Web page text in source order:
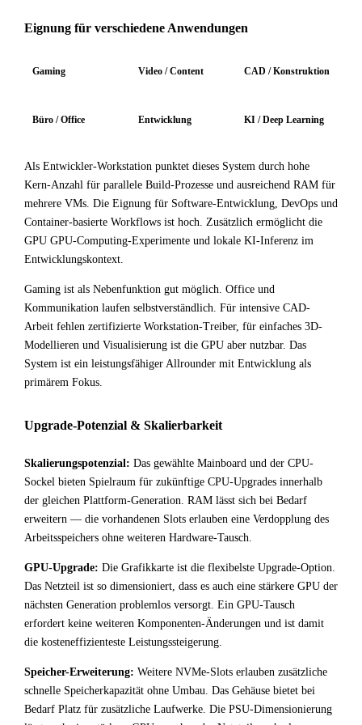
Eignung für verschiedene Anwendungen
Gaming Video / Content CAD / Konstruktion
Büro / Office Entwicklung KI / Deep Learning
Als Entwickler-Workstation punktet dieses System durch hohe
Kern-Anzahl für parallele Build-Prozesse und ausreichend RAM für
mehrere VMs. Die Eignung für Software-Entwicklung, DevOps und
Container-basierte Workflows ist hoch. Zusätzlich ermöglicht die
GPU GPU-Computing-Experimente und lokale KI-Inferenz im
Entwicklungskontext.
Gaming ist als Nebenfunktion gut möglich. Office und
Kommunikation laufen selbstverständlich. Für intensive CAD-
Arbeit fehlen zertifizierte Workstation-Treiber, für einfaches 3D-
Modellieren und Visualisierung ist die GPU aber nutzbar. Das
System ist ein leistungsfähiger Allrounder mit Entwicklung als
primärem Fokus.
Upgrade-Potenzial & Skalierbarkeit
Skalierungspotenzial: Das gewählte Mainboard und der CPU-
Sockel bieten Spielraum für zukünftige CPU-Upgrades innerhalb
der gleichen Plattform-Generation. RAM lässt sich bei Bedarf
erweitern — die vorhandenen Slots erlauben eine Verdopplung des
Arbeitsspeichers ohne weiteren Hardware-Tausch.
GPU-Upgrade: Die Grafikkarte ist die flexibelste Upgrade-Option.
Das Netzteil ist so dimensioniert, dass es auch eine stärkere GPU der
nächsten Generation problemlos versorgt. Ein GPU-Tausch
erfordert keine weiteren Komponenten-Änderungen und ist damit
die kosteneffizienteste Leistungssteigerung.
Speicher-Erweiterung: Weitere NVMe-Slots erlauben zusätzliche
schnelle Speicherkapazität ohne Umbau. Das Gehäuse bietet bei
Bedarf Platz für zusätzliche Laufwerke. Die PSU-Dimensionierung